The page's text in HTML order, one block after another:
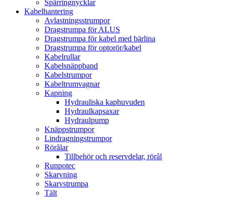
Spärringnycklar
Kabelhantering
Avlastningsstrumpor
Dragstrumpa för ALUS
Dragstrumpa för kabel med bärlina
Dragstrumpa för optorör/kabel
Kabelrullar
Kabelsnäppband
Kabelstrumpor
Kabeltrumvagnar
Kapning
Hydrauliska kaphuvuden
Hydraulkapsaxar
Hydraulpump
Knäppstrumpor
Lindragningstrumpor
Rörålar
Tillbehör och reservdelar, rörål
Runpotec
Skarvning
Skarvstrumpa
Tält